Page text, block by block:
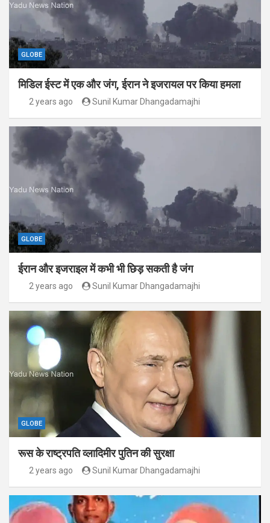
GLOBE
मिडिल ईस्ट में एक और जंग, ईरान ने इजरायल पर किया हमला
2 years ago Sunil Kumar Dhangadamajhi
GLOBE
ईरान और इजराइल में कभी भी छिड़ सकती है जंग
2 years ago Sunil Kumar Dhangadamajhi
GLOBE
रूस के राष्ट्रपति व्लादिमीर पुतिन की सुरक्षा
2 years ago Sunil Kumar Dhangadamajhi